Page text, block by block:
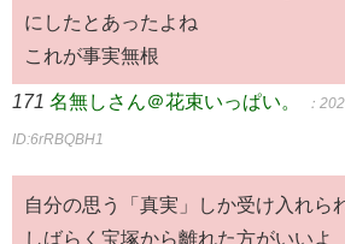
にしたとあったよね
これが事実無根
171 名無しさん＠花束いっぱい。 ：
ID:6rRBQBH1
自分の思う「真実」しか受け入れら
しばらく宝塚から離れた方がいいよ